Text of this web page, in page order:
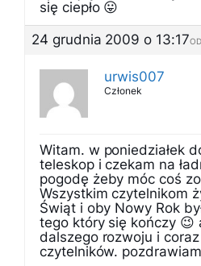
się ciepło 😛
24 grudnia 2009 o 13:17
urwis007
Członek
Witam. w poniedziałek
teleskop i czekam na
pogodę żeby móc coś
Wszystkim czytelnikom
Świąt i oby Nowy Rok
tego który się kończy 😉
dalszego rozwoju i
czytelników. pozdrawiam